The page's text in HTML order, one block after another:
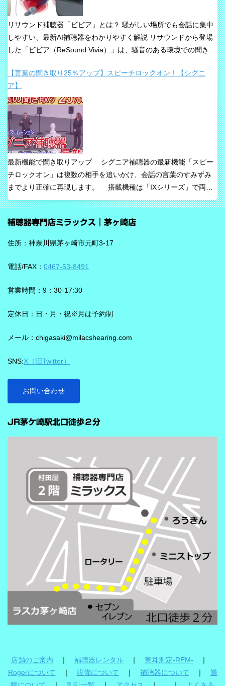
リサウンド補聴器「ビビア」とは？ 騒がしい場所でも会話に集中
しやすい、最新AI補聴器をわかりやすく解説 リサウンドから登場
した「ビビア（ReSound Vivia）」は、騒音のある環境での聞き取
「騒音下でも鮮やかな聞き取り」、「世界最小AI補聴器」、
「Auracast標準搭載」が主な特長です。 ビビアが目指している
のは、単純な増幅だけではありません。 周囲の音の中から、聞き
たい声に意識を向けやすくすること、そして自然な聞こえ方をで
きるだけ保ちながら会話を楽にすることが、このシリーズの重要
な考え方です。 ビビアの中核は【IA】という考え方 ビビアで
は、リサウンドがIntelligence Augmented（インテリジェンス・オ
ーグメンテッド）と呼ぶ考え方を採用しています。 これは、AIが
すべてを一方的に処理するのではなく、人の脳が本来持っている
音を選び取る力を支えるという発想で、脳の自然な処理を助ける
ためのAIとしています。 騒がしい場所では、相手の声だけでな
音が同時に耳に入ってきます。 ビビアは、そうした場面で必要な
ことばと不要な雑音のコントラストをつくる方向で働くことが特
やすくする設計と考えると理解しやすいです。 DNNチップで、騒
Neural Network）チップが搭載されています。 このDNNチップは
を支える役割を担うと説明されています。 さらに、このチップが
作し、1日あたり4.9兆回の演算を行うとされています。 「インテ
ビビアの注目機能の一つが「インテリジェンス フォーカス」で
ストをつけることで、より聞き取りを助ける会話学習を利用した
雑音抑制機能です。※9クラスのみ搭載 重要なのは、この機能
が“周囲の音を全部
【言葉の聞き取り25％アップ】スピーチロックオン！【シグニ
ア】
最新機能で聞き取りアップ シグニア補聴器の最新機能「スピー
チロックオン」は複数の相手を追いかけ、会話の言葉のすみずみ
までより正確に再現します。 搭載機種は「IXシリーズ」で両耳
装用時に働きます。片耳装用の場合は、ワードロックオン機能で
し、7クラスならデータを192,000個収集するから、騒音下での言
ズ」ならより聞き取りやすくしてくれます。 デモ動画で確認 🔽ス
もロックオン機能を使えば、言葉の聞き取りが25％アップ！
補聴器専門店ミラックス｜茅ヶ崎店
住所：神奈川県茅ヶ崎市元町3-17
電話/FAX： 0467-53-8491
営業時間：9：30-17:30
定休日：日・月・祝※月は予約制
メール：chigasaki@milacshearing.com
SNS:X（旧Twitter）
お問い合わせ
JR茅ケ崎駅北口徒歩２分
店舗のご案内 ｜ 補聴器レンタル｜ 実耳測定-REM- ｜
Rogerについて ｜ 設備について ｜ 補聴器について ｜ 難